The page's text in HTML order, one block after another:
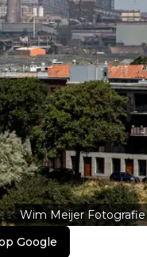
Wim Meijer Fotografie
Google